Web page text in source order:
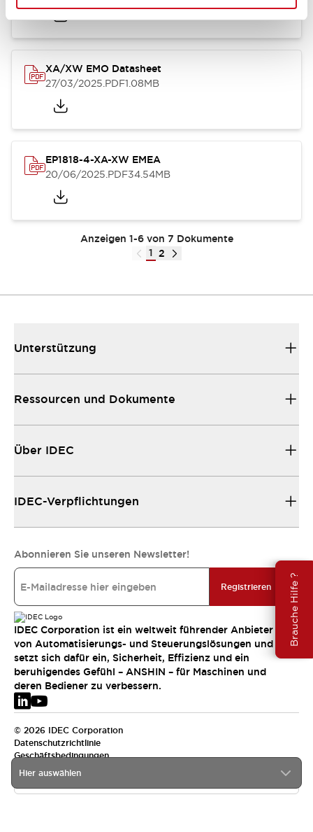
Brauche Hilfe ?
XA/XW EMO Datasheet
27/03/2025.PDF1.08MB
EP1818-4-XA-XW EMEA
20/06/2025.PDF34.54MB
Anzeigen 1-6 von 7 Dokumente
1 2
Hier auswählen
Unterstützung
Ressourcen und Dokumente
Über IDEC
IDEC-Verpflichtungen
Abonnieren Sie unseren Newsletter!
Registrieren
IDEC Corporation ist ein weltweit führender Anbieter
von Automatisierungs- und Steuerungslösungen und
setzt sich dafür ein, Sicherheit, Effizienz und ein
beruhigendes Gefühl – ANSHIN – für Maschinen und
deren Bediener zu verbessern.
© 2026 IDEC Corporation
Datenschutzrichtlinie
Geschäftsbedingungen
EMEA